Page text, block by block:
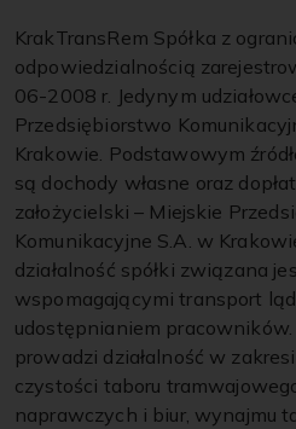
KrakTransRem Spółka z
odpowiedzialnością
06-2008 r. Jedynym
Przedsiębiorstwo
Krakowie. Podstawowym
są dochody własne oraz
założycielski – Miejskie
Komunikacyjne S.A. w
działalność spółki związana
wspomagającymi transport
udostępnianiem pracowników.
prowadzi działalność w
czystości taboru
naprawczych i biur, wynajmu